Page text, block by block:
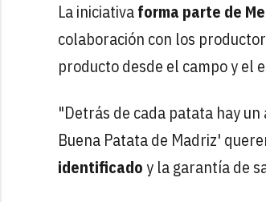
La iniciativaforma parte de
colaboración con los
producto desde el campo y el
"Detrás de cada patata hay
Buena Patata de Madriz'
identificadoy la garantía de